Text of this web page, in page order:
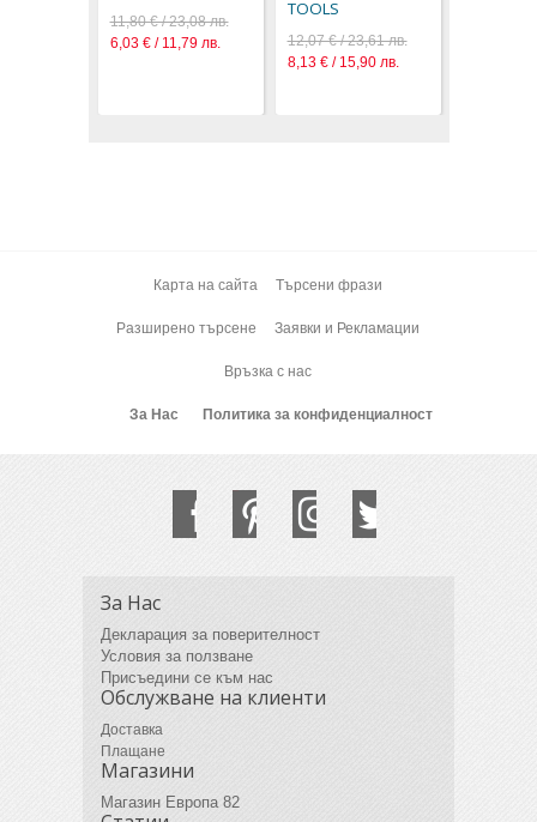
11,80 € / 23,08 лв.
6,03 € / 11,79 лв.
TOOLS
12,07 € / 23,61 лв.
8,13 € / 15,90 лв.
Карта на сайта Търсени фрази
Разширено търсене Заявки и Рекламации
Връзка с нас
За Нас Политика за конфиденциалност
За Нас
Декларация за поверителност
Условия за ползване
Присъедини се към нас
Обслужване на клиенти
Доставка
Плащане
Магазини
Магазин Европа 82